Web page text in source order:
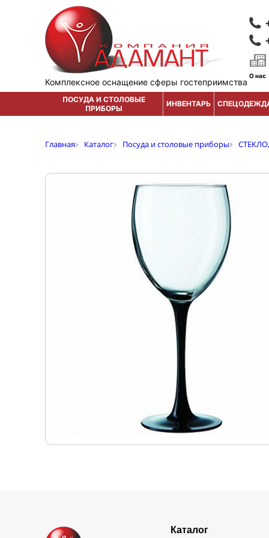
Комплексное оснащение сферы гостеприимства
О нас
ПОСУДА И СТОЛОВЫЕ
ПРИБОРЫ
ИНВЕНТАРЬ
Главная Каталог Посуда и столовые приборы
Каталог